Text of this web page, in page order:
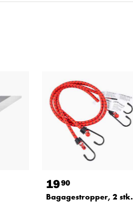
1990
Bagagestropper, 2 stk.